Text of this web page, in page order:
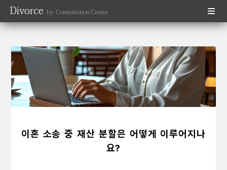
Divorce by Consultation Center
이혼 소송 중 재산 분할은 어떻게 이루어지나
요?